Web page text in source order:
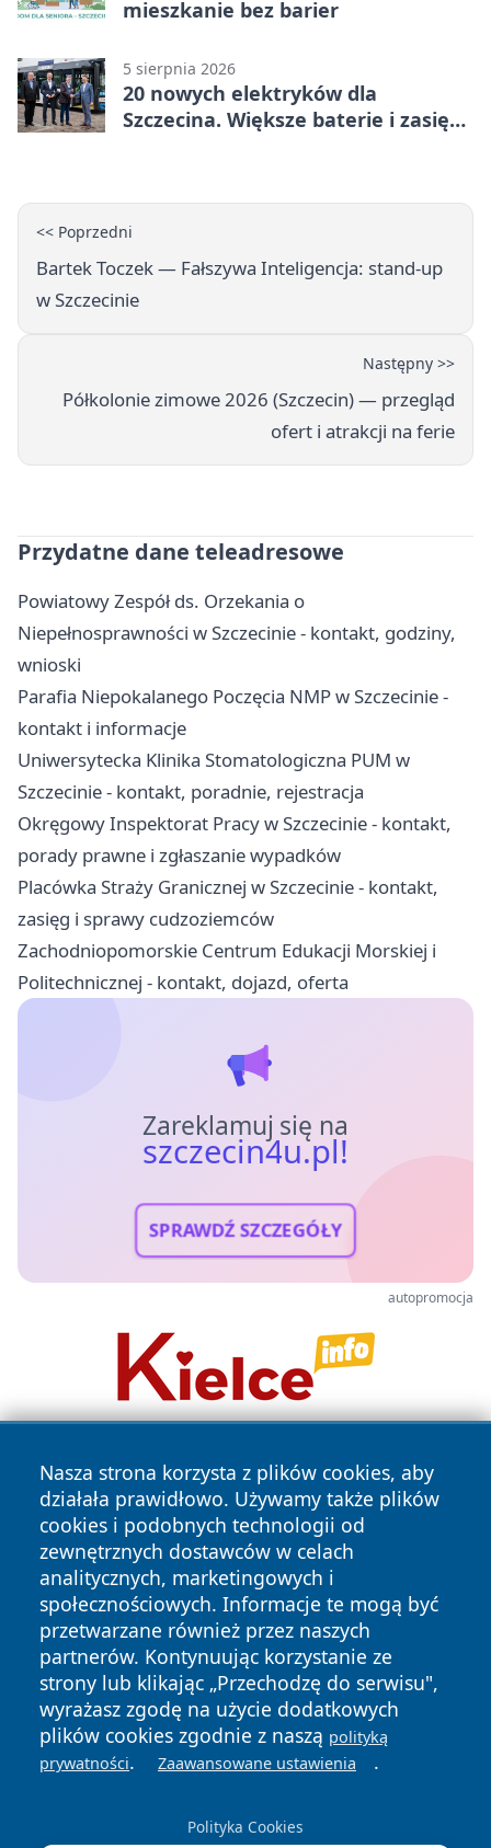
mieszkanie bez barier
5 sierpnia 2026
20 nowych elektryków dla
Szczecina. Większe baterie i zasięg
<< Poprzedni
Bartek Toczek — Fałszywa Inteligencja: stand-up
w Szczecinie
Następny >>
Półkolonie zimowe 2026 (Szczecin) — przegląd
ofert i atrakcji na ferie
Przydatne dane teleadresowe
Powiatowy Zespół ds. Orzekania o
Niepełnosprawności w Szczecinie - kontakt, godziny,
wnioski
Parafia Niepokalanego Poczęcia NMP w Szczecinie -
kontakt i informacje
Uniwersytecka Klinika Stomatologiczna PUM w
Szczecinie - kontakt, poradnie, rejestracja
Okręgowy Inspektorat Pracy w Szczecinie - kontakt,
porady prawne i zgłaszanie wypadków
Placówka Straży Granicznej w Szczecinie - kontakt,
zasięg i sprawy cudzoziemców
Zachodniopomorskie Centrum Edukacji Morskiej i
Politechnicznej - kontakt, dojazd, oferta
Zareklamuj się na
szczecin4u.pl!
SPRAWDŹ SZCZEGÓŁY
autopromocja
Nasza strona korzysta z plików cookies, aby
działała prawidłowo. Używamy także plików
cookies i podobnych technologii od
zewnętrznych dostawców w celach
analitycznych, marketingowych i
społecznościowych. Informacje te mogą być
przetwarzane również przez naszych
partnerów. Kontynuując korzystanie ze
strony lub klikając „Przechodzę do serwisu",
wyrażasz zgodę na użycie dodatkowych
plików cookies zgodnie z naszą polityką
prywatności. Zaawansowane ustawienia .
Polityka Cookies
Copyright © 2026 szczecin4u.pl Wszystkie prawa zastrzeżone.
News Autorzy
Polityka
Prywatności
Polityka
Cookies